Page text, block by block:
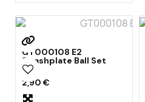
GT000108 E2
Swashplate Ball Set
2,90 €